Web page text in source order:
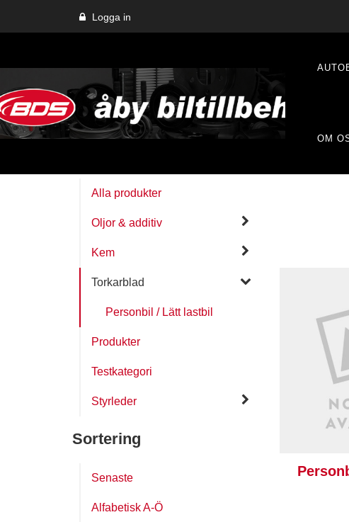
Logga in
OM
Alla produkter
Oljor & additiv
Kem
Torkarblad
Personbil / Lätt lastbil
Produkter
Testkategori
Styrleder
Sortering
Senaste
Alfabetisk A-Ö